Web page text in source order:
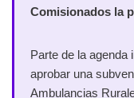
Comisionados la
Parte de la agenda
aprobar una
Ambulancias